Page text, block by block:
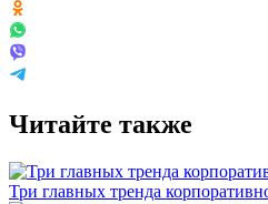
Читайте также
Три главных тренда